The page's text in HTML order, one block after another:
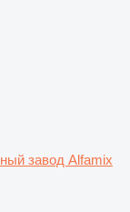
завод Alfamix